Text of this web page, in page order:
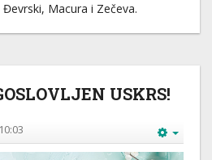
Macura i Zečeva.
USKRS!